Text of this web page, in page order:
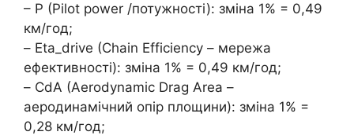
– Р (Pilot power /потужності): зміна 1% = 0,49
км/год;
– Eta_drive (Chain Efficiency – мережа
ефективності): зміна 1% = 0,49 км/год;
– CdA (Aerodynamic Drag Area –
аеродинамічний опір площини): зміна 1% =
0,28 км/год;